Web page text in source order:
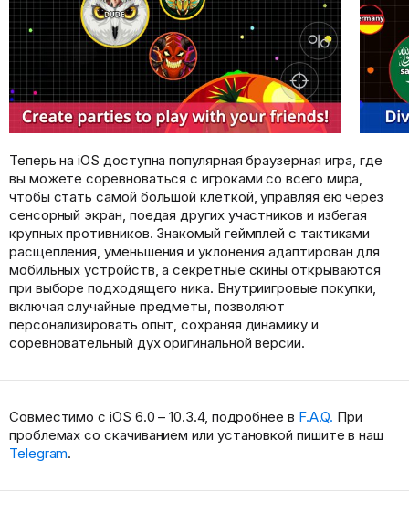
Теперь на iOS доступна популярная браузерная игра, где
вы можете соревноваться с игроками со всего мира,
чтобы стать самой большой клеткой, управляя ею через
сенсорный экран, поедая других участников и избегая
крупных противников. Знакомый геймплей с тактиками
расщепления, уменьшения и уклонения адаптирован для
мобильных устройств, а секретные скины открываются
при выборе подходящего ника. Внутриигровые покупки,
включая случайные предметы, позволяют
персонализировать опыт, сохраняя динамику и
соревновательный дух оригинальной версии.
Совместимо с iOS 6.0 – 10.3.4, подробнее в F.A.Q. При
проблемах со скачиванием или установкой пишите в наш
Telegram.